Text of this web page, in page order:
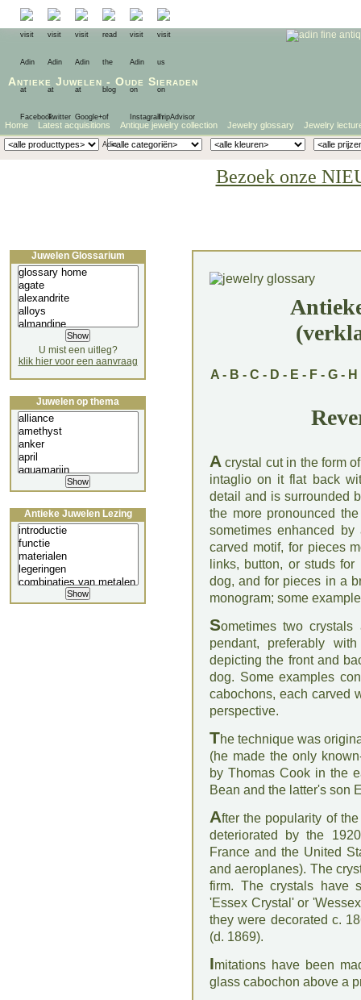
Antieke Juwelen - Oude Sieraden
Home Latest acquisitions Antique jewelry collection Jewelry glossary Jewelry
Bezoek onze
A - B - C - D - E - F - G - H
A crystal cut in the form
intaglio on it flat back
detail and is surrounded
the more pronounced
sometimes enhanced
carved motif, for pieces
links, button, or studs
dog, and for pieces in a
monogram; some
Sometimes two
pendant, preferably
depicting the front and
dog. Some examples
cabochons, each carved
perspective.
The technique was
(he made the only
by Thomas Cook in the
Bean and the latter's son
After the popularity of
deteriorated by the
France and the United
and aeroplanes). The
firm. The crystals have
'Essex Crystal' or
they were decorated c.
(d. 1869).
Imitations have been
glass cabochon above a
Juwelen Glossarium
U mist een uitleg?
klik hier voor een aanvraag
Juwelen op thema
Antieke Juwelen Lezing